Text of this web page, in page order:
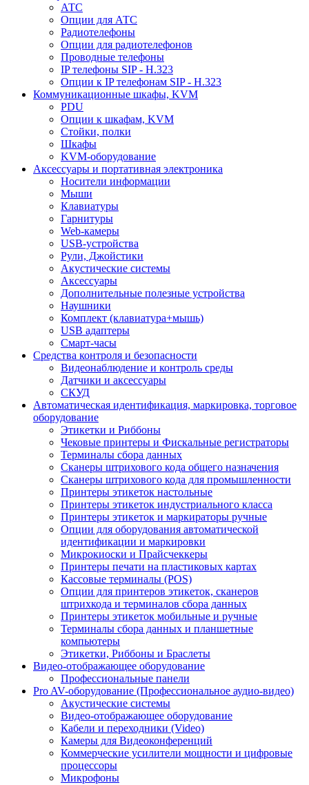
АТС
Опции для АТС
Радиотелефоны
Опции для радиотелефонов
Проводные телефоны
IP телефоны SIP - H.323
Опции к IP телефонам SIP - H.323
Коммуникационные шкафы, KVM
PDU
Опции к шкафам, KVM
Стойки, полки
Шкафы
KVM-оборудование
Аксессуары и портативная электроника
Носители информации
Мыши
Клавиатуры
Гарнитуры
Web-камеры
USB-устройства
Рули, Джойстики
Акустические системы
Аксессуары
Дополнительные полезные устройства
Наушники
Комплект (клавиатура+мышь)
USB адаптеры
Смарт-часы
Средства контроля и безопасности
Видеонаблюдение и контроль среды
Датчики и аксессуары
СКУД
Автоматическая идентификация, маркировка, торговое
оборудование
Этикетки и Риббоны
Чековые принтеры и Фискальные регистраторы
Терминалы сбора данных
Сканеры штрихового кода общего назначения
Сканеры штрихового кода для промышленности
Принтеры этикеток настольные
Принтеры этикеток индустриального класса
Принтеры этикеток и маркираторы ручные
Опции для оборудования автоматической
идентификации и маркировки
Микрокиоски и Прайсчеккеры
Принтеры печати на пластиковых картах
Кассовые терминалы (POS)
Опции для принтеров этикеток, сканеров
штрихкода и терминалов сбора данных
Принтеры этикеток мобильные и ручные
Терминалы сбора данных и планшетные
компьютеры
Этикетки, Риббоны и Браслеты
Видео-отображающее оборудование
Профессиональные панели
Pro AV-оборудование (Профессиональное аудио-видео)
Акустические системы
Видео-отображающее оборудование
Кабели и переходники (Video)
Камеры для Видеоконференций
Коммерческие усилители мощности и цифровые
процессоры
Микрофоны